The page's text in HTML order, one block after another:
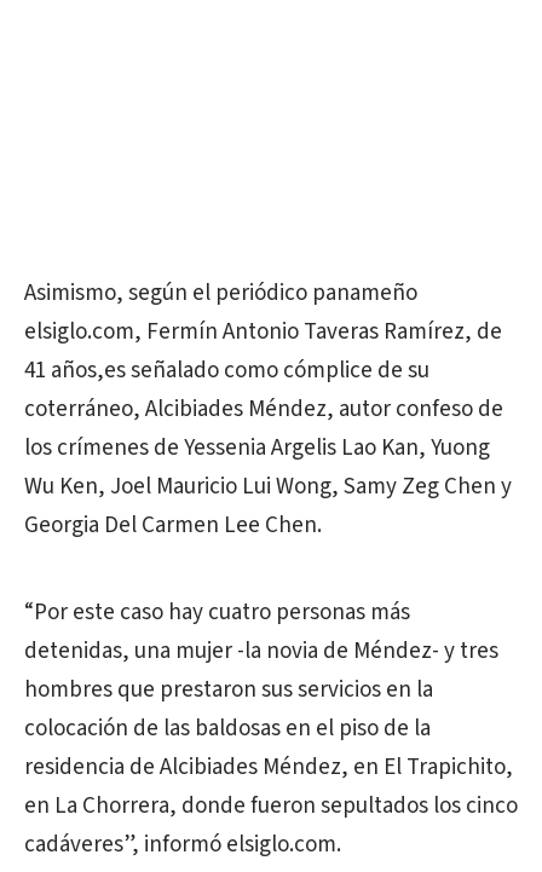
Asimismo, según el periódico panameño
elsiglo.com, Fermín Antonio Taveras Ramírez, de
41 años,es señalado como cómplice de su
coterráneo, Alcibiades Méndez, autor confeso de
los crímenes de Yessenia Argelis Lao Kan, Yuong
Wu Ken, Joel Mauricio Lui Wong, Samy Zeg Chen y
Georgia Del Carmen Lee Chen.
“Por este caso hay cuatro personas más
detenidas, una mujer -la novia de Méndez- y tres
hombres que prestaron sus servicios en la
colocación de las baldosas en el piso de la
residencia de Alcibiades Méndez, en El Trapichito,
en La Chorrera, donde fueron sepultados los cinco
cadáveres”, informó elsiglo.com.